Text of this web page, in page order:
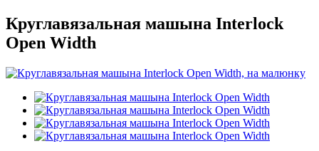
Круглавязальная машына Interlock
Open Width